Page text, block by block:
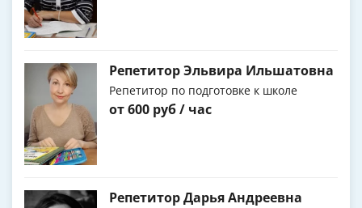
Репетитор Эльвира Ильшатовна
Репетитор по подготовке к школе
от 600 руб / час
Репетитор Дарья Андреевна